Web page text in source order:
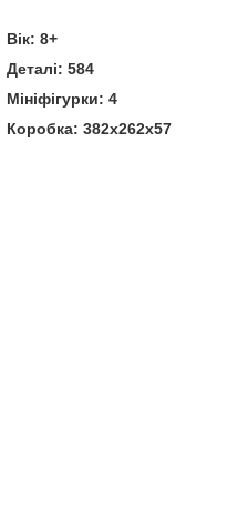
Вік: 8+
Деталі: 584
Мініфігурки: 4
Коробка: 382х262х57